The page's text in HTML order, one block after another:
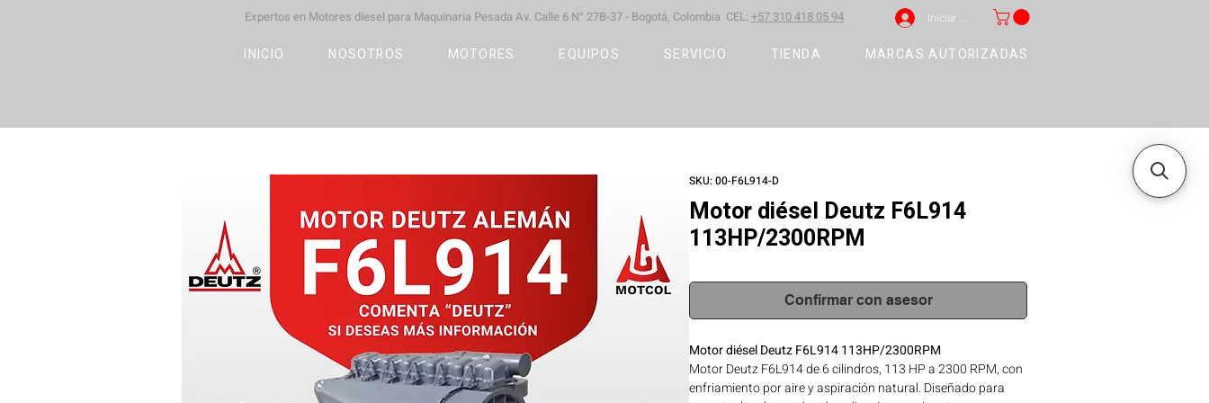
Expertos en Motores díesel para Maquinaria Pesada Av. Calle 6 N° 27B-37 - Bogotá, Colombia CEL: +57 310 418 05 94 Iniciar sesión
INICIO NOSOTROS MOTORES EQUIPOS SERVICIO TIENDA MARCAS AUTORIZADAS
SKU: 00-F6L914-D
Motor diésel Deutz F6L914
113HP/2300RPM
Confirmar con asesor
Motor diésel Deutz F6L914 113HP/2300RPM
Motor Deutz F6L914 de 6 cilindros, 113 HP a 2300 RPM, con
enfriamiento por aire y aspiración natural. Diseñado para